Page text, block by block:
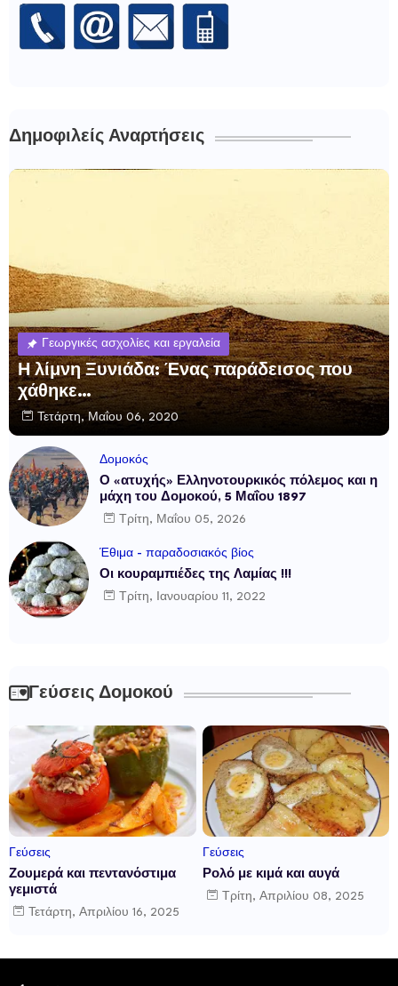
Δημοφιλείς Αναρτήσεις
Γεωργικές ασχολίες και εργαλεία
Η λίμνη Ξυνιάδα: Ένας παράδεισος που
χάθηκε…
Τετάρτη, Μαΐου 06, 2020
Δομοκός
Ο «ατυχής» Ελληνοτουρκικός πόλεμος και η
μάχη του Δομοκού, 5 Μαΐου 1897
Τρίτη, Μαΐου 05, 2026
Έθιμα - παραδοσιακός βίος
Οι κουραμπιέδες της Λαμίας !!!
Τρίτη, Ιανουαρίου 11, 2022
Γεύσεις Δομοκού
Γεύσεις
Ζουμερά και πεντανόστιμα
γεμιστά
Τετάρτη, Απριλίου 16, 2025
Γεύσεις
Ρολό με κιμά και αυγά
Τρίτη, Απριλίου 08, 2025